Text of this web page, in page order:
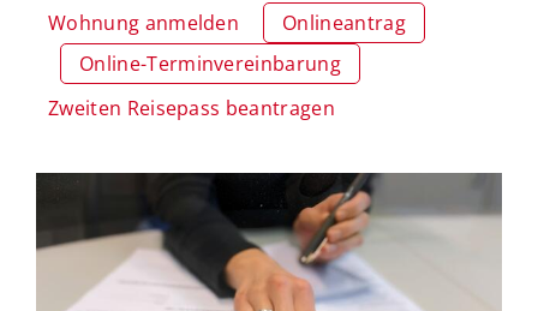
Wohnung anmelden
Onlineantrag
Online-Terminvereinbarung
Zweiten Reisepass beantragen